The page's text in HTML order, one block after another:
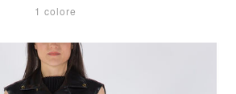
1 colore